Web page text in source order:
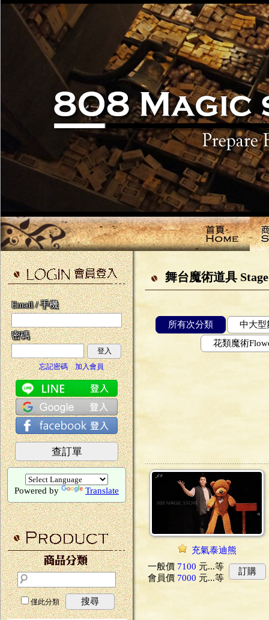
Email / 手機
密碼
登入
忘記密碼
加入會員
查訂單
Powered by Translate
僅此分類 搜尋
舞台魔術道具
所有次分類
中大型
花類魔術
充氣泰迪熊
一般價 7100 元...等
會員價 7000 元...等
訂購